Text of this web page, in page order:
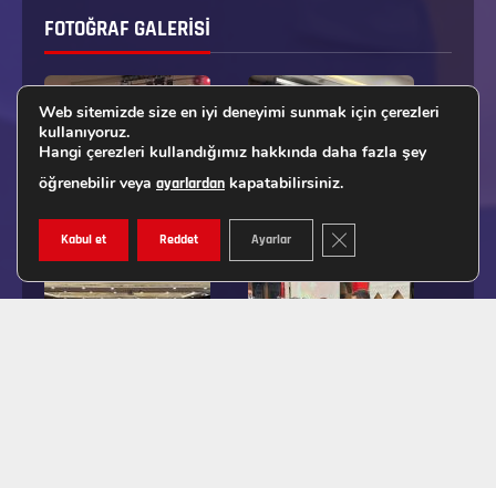
FOTOĞRAF GALERISI
Web sitemizde size en iyi deneyimi sunmak için çerezleri
kullanıyoruz.
Hangi çerezleri kullandığımız hakkında daha fazla şey
öğrenebilir veya ayarlardan kapatabilirsiniz.
Kabul et Reddet Ayarlar GDPR ÇEREZ ŞERIDINI